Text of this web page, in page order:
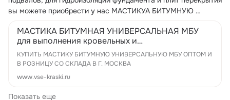
вы можете приобрести у нас МАСТИКУА БИТУМНУЮ
МАСТИКА БИТУМНАЯ УНИВЕРСАЛЬНАЯ МБУ
для выполнения кровельных и
гидроизоляционных работ, а также устройства
антикоррозионно...
КУПИТЬ МАСТИКУ БИТУМНУЮ УНИВЕРСАЛЬНУЮ МБУ ОПТОМ И
В РОЗНИЦУ СО СКЛАДА В Г. МОСКВА
www.vse-kraski.ru
Показать еще